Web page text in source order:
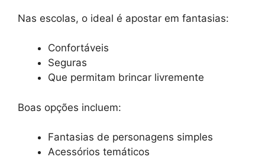
Nas escolas, o ideal é apostar em fantasias:
Confortáveis
Seguras
Que permitam brincar livremente
Boas opções incluem:
Fantasias de personagens simples
Acessórios temáticos